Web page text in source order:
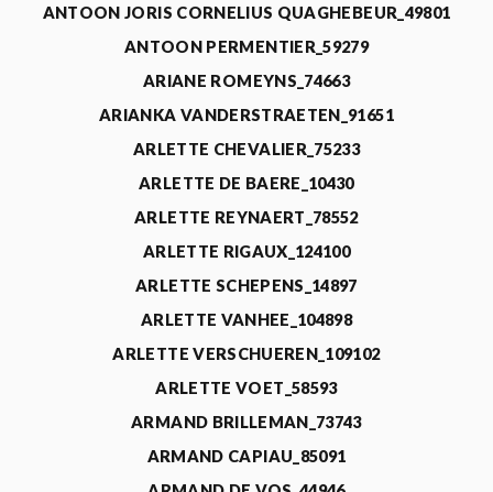
ANTOON JORIS CORNELIUS QUAGHEBEUR_49801
ANTOON PERMENTIER_59279
ARIANE ROMEYNS_74663
ARIANKA VANDERSTRAETEN_91651
ARLETTE CHEVALIER_75233
ARLETTE DE BAERE_10430
ARLETTE REYNAERT_78552
ARLETTE RIGAUX_124100
ARLETTE SCHEPENS_14897
ARLETTE VANHEE_104898
ARLETTE VERSCHUEREN_109102
ARLETTE VOET_58593
ARMAND BRILLEMAN_73743
ARMAND CAPIAU_85091